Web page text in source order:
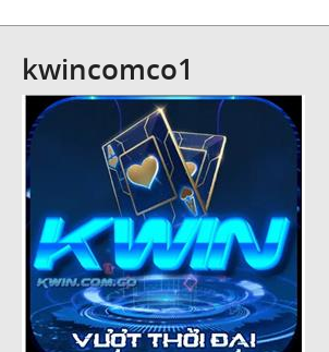
kwincomco1